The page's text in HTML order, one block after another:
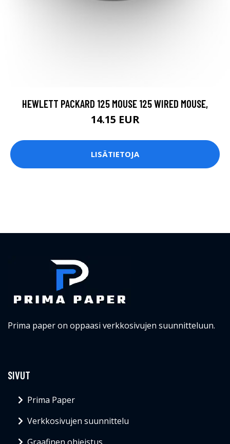
HEWLETT PACKARD 125 MOUSE 125 WIRED MOUSE,
14.15 EUR
LISÄTIETOJA
Prima paper on oppaasi verkkosivujen suunnitteluun.
SIVUT
Prima Paper
Verkkosivujen suunnittelu